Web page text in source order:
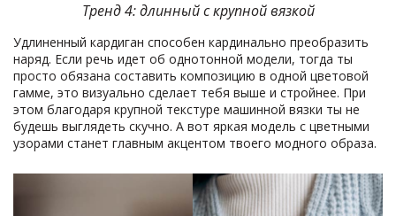
Тренд 4: длинный с крупной вязкой
Удлиненный кардиган способен кардинально преобразить
наряд. Если речь идет об однотонной модели, тогда ты
просто обязана составить композицию в одной цветовой
гамме, это визуально сделает тебя выше и стройнее. При
этом благодаря крупной текстуре машинной вязки ты не
будешь выглядеть скучно. А вот яркая модель с цветными
узорами станет главным акцентом твоего модного образа.